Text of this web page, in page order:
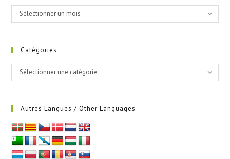
Archives
Sélectionner un mois
Catégories
Catégories
Sélectionner une catégorie
Autres Langues / Other Languages